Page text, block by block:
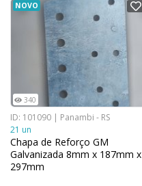
NOVO
340
ID: 101090 | Panambi - RS
21 un
Chapa de Reforço GM
Galvanizada 8mm x 187mm x
297mm